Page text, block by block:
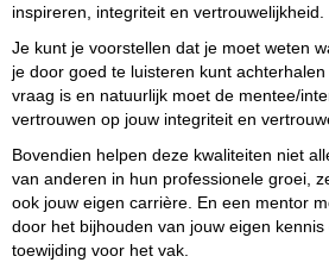
inspireren, integriteit en vertrouwelijkheid.
Je kunt je voorstellen dat je moet weten
je door goed te luisteren kunt
vraag is en natuurlijk moet de mentee/
vertrouwen op jouw integriteit en
Bovendien helpen deze kwaliteiten niet
van anderen in hun professionele groei,
ook jouw eigen carrière. En een mentor
door het bijhouden van jouw eigen
toewijding voor het vak.